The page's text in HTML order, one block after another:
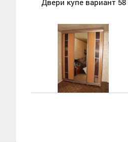
Двери купе вариант 58